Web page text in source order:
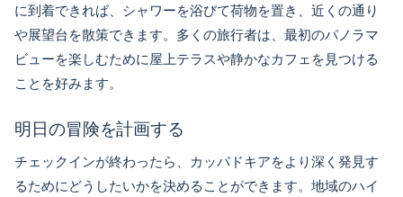
に到着できれば、シャワーを浴びて荷物を置き、近くの通り
や展望台を散策できます。多くの旅行者は、最初のパノラマ
ビューを楽しむために屋上テラスや静かなカフェを見つける
ことを好みます。
明日の冒険を計画する
チェックインが終わったら、カッパドキアをより深く発見す
るためにどうしたいかを決めることができます。地域のハイ